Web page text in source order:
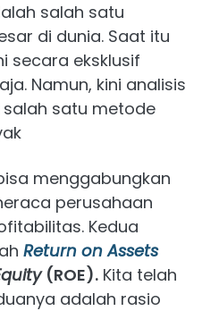
salah satu
di dunia. Saat itu
secara eksklusif
Namun, kini analisis
salah satu metode
menggabungkan
perusahaan
Kedua
Return on Assets
(ROE). Kita telah
adalah rasio